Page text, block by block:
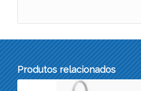
Produtos relacionados